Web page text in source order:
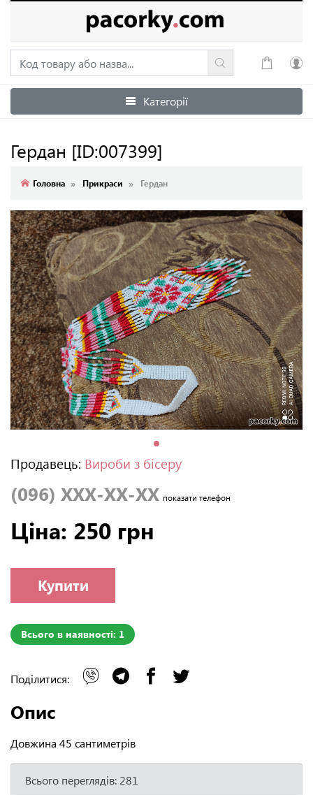
Увійти
Категорії
Гердан [ID:007399]
Головна Прикраси Гердан
Продавець: Вироби з бісеру
(096) XXX-XX-XX показати телефон
Ціна: 250 грн
Купити
Всього в наявності: 1
Поділитися:
Опис
Довжина 45 сантиметрів
Всього переглядів: 281